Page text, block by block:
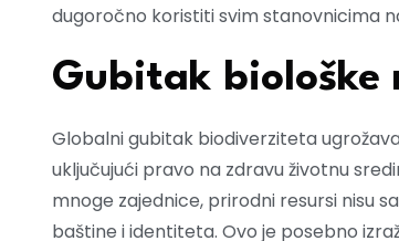
dugoročno koristiti svim stanovnicima
Gubitak
Globalni gubitak biodiverziteta
uključujući pravo na zdravu životnu
mnoge zajednice, prirodni resursi nisu
baštine i identiteta. Ovo je posebno